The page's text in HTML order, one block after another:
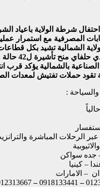
شرطة الولاية باعياد
المصرفية مع استمرار
الشمالية تشيد بكل
و يلتقى بالطلاب السودانيين بالجامعات المصرية
بالشمالية يؤكد قرب
تقود حملات تفتيش لمعدات
:
الرحلات المباشرة
جده سواكن
– كينيا
– الامارات
–
0918133441
–